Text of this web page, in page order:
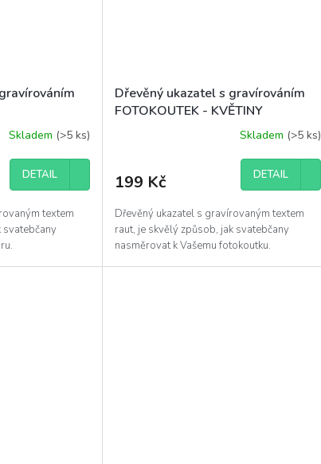
Skladem (>5 ks)
DETAIL
textem
svatebčany
Dřevěný ukazatel s gravírováním
FOTOKOUTEK - KVĚTINY
Skladem (>5 ks)
199 Kč DETAIL
Dřevěný ukazatel s gravírovaným textem
raut, je skvělý způsob, jak svatebčany
nasměrovat k Vašemu fotokoutku.